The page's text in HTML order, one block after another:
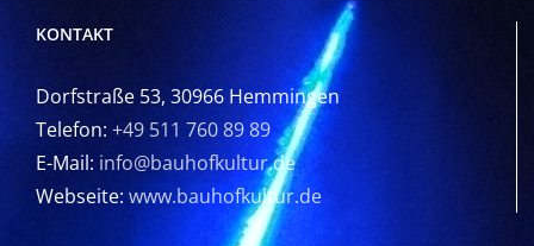
KONTAKT
Dorfstraße 53, 30966 Hemmingen
Telefon: +49 511 760 89 89
E-Mail: info@bauhofkultur.de
Webseite: www.bauhofkultur.de